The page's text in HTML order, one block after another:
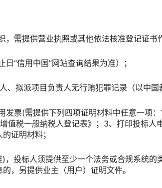
需提供营业执照或其他依法核准登记证书
“信用中国”网站查询结果为准）；
拟派项目负责人无行贿犯罪记录（以中国
票(需提供下列四项证明材料中任意一项：
值税一般纳税人登记表》；3、打印投标人
证明材料；
投标人须提供至少一个法务或合规系统的
，另提供业主（用户）证明文件。